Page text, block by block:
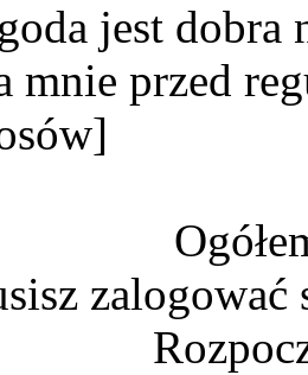
jest
mnie przed
zalogować